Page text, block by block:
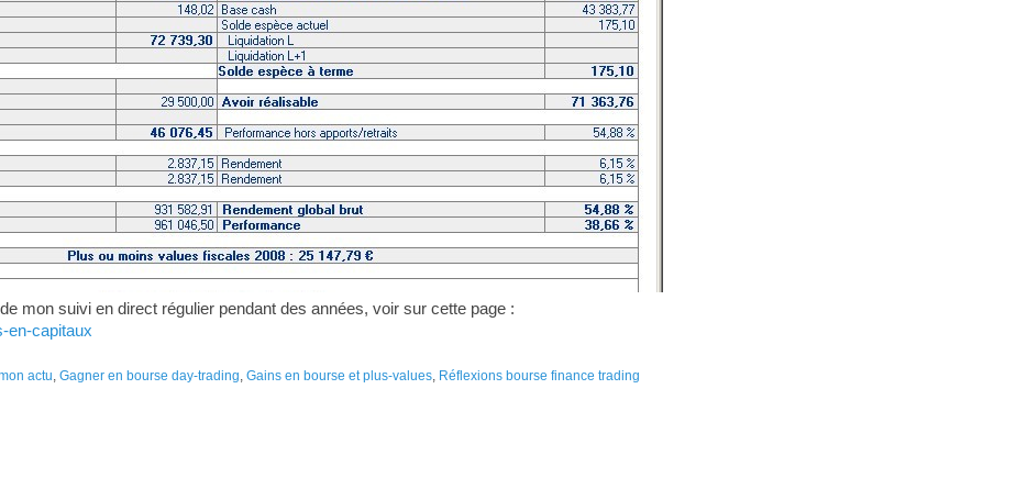
mon suivi en direct régulier pendant des années, voir sur cette page :
en-capitaux
actu, Gagner en bourse day-trading, Gains en bourse et plus-values, Réflexions bourse finance trading